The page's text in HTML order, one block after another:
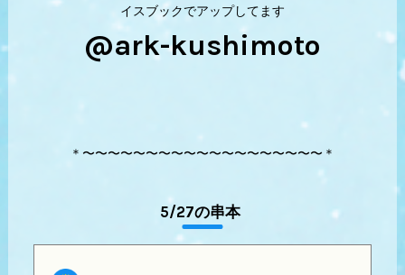
イスブックでアップしてます
@ark-kushimoto
＊〜〜〜〜〜〜〜〜〜〜〜〜〜〜〜〜〜〜〜＊
5/27の串本